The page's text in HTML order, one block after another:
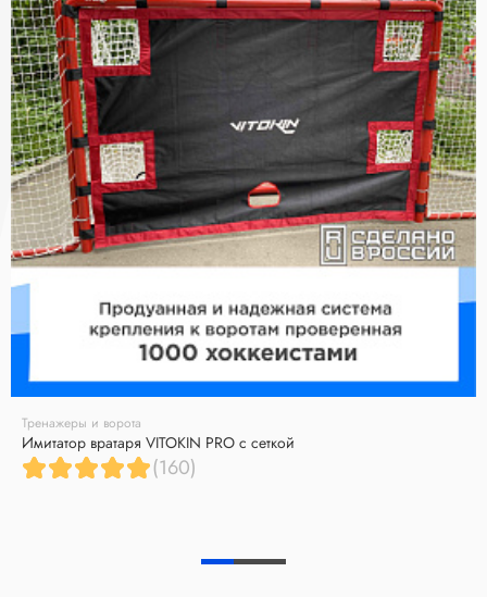
Тренажеры и ворота
Имитатор вратаря VITOKIN PRO с сеткой
(160)